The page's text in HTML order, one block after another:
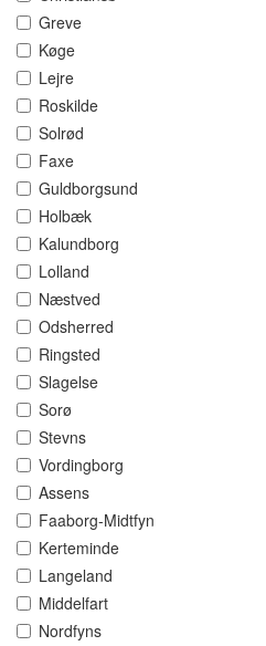
Greve
Køge
Lejre
Roskilde
Solrød
Faxe
Guldborgsund
Holbæk
Kalundborg
Lolland
Næstved
Odsherred
Ringsted
Slagelse
Sorø
Stevns
Vordingborg
Assens
Faaborg-Midtfyn
Kerteminde
Langeland
Middelfart
Nordfyns